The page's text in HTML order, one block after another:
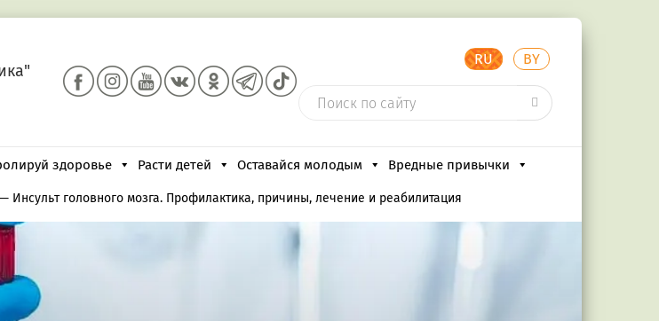
RU BY
здоровье Расти детей Оставайся молодым Вредные привычки
— Инсульт головного мозга. Профилактика, причины, лечение и реабилитация